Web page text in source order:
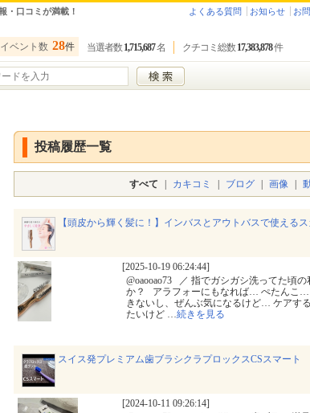
・口コミが満載！ よくある質問 お知らせ お
ベント数 28件 当選者数 1,715,687名 クチコミ総数 17,383,878件
投稿履歴一覧
すべて カキコミ ブログ 画像
【頭皮から輝く髪に！】インバスとアウトバスで使える
[2025-10-19 06:24:44]
@oaooao73 ⁡ ⁡ ／ 指でガシガシ洗ってた頃
か？ ⁡ ⁡ アラフォーにもなれば… ぺたんこ
きないし、ぜんぶ気になるけど… ケアす
たいけど …続きを見る
スイス発プレミアム歯ブラシクラプロックスCSスマート
[2024-10-11 09:26:14]